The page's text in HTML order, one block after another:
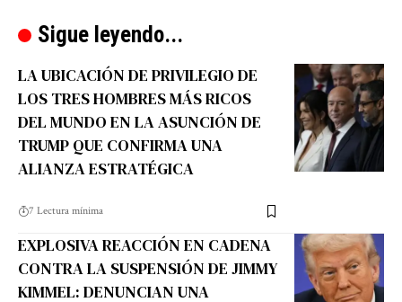
Sigue leyendo...
LA UBICACIÓN DE PRIVILEGIO DE
LOS TRES HOMBRES MÁS RICOS
DEL MUNDO EN LA ASUNCIÓN DE
TRUMP QUE CONFIRMA UNA
ALIANZA ESTRATÉGICA
7 Lectura mínima
EXPLOSIVA REACCIÓN EN CADENA
CONTRA LA SUSPENSIÓN DE JIMMY
KIMMEL: DENUNCIAN UNA